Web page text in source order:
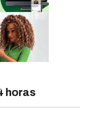
horas